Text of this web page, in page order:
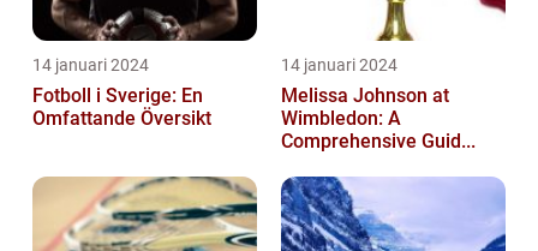
14 januari 2024
Fotboll i Sverige: En
Omfattande Översikt
14 januari 2024
Melissa Johnson at
Wimbledon: A
Comprehensive Guid...